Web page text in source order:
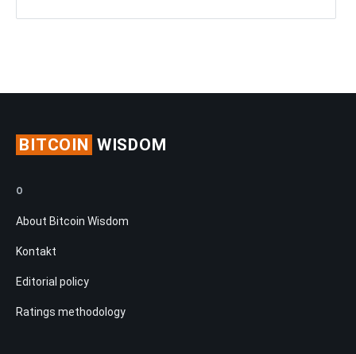
BITCOIN WISDOM
O
About Bitcoin Wisdom
Kontakt
Editorial policy
Ratings methodology